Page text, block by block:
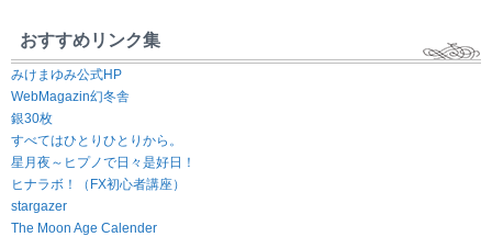
おすすめリンク集
みけまゆみ公式HP
WebMagazin幻冬舎
銀30枚
すべてはひとりひとりから。
星月夜～ヒプノで日々是好日！
ヒナラボ！（FX初心者講座）
stargazer
The Moon Age Calender